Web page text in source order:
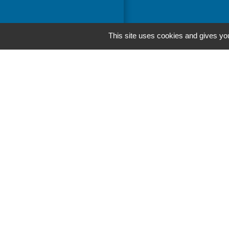
This site uses cookies and gives